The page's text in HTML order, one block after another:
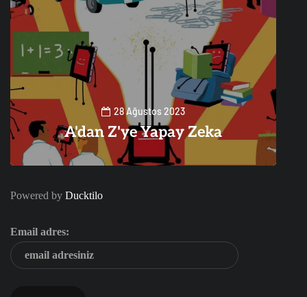
28 Ağustos 2023
A'dan Z'ye Yapay Zeka
Powered by Ducktilo
Email adres: